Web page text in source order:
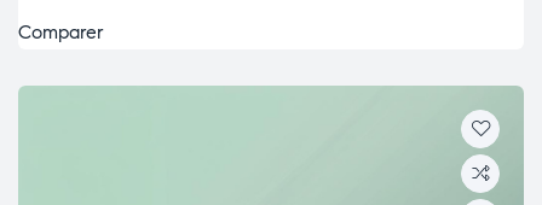
Comparer